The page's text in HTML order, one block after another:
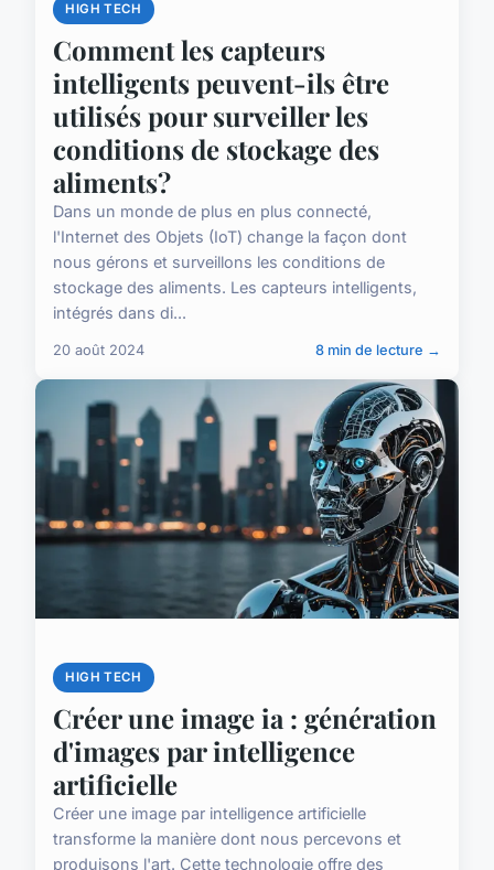
HIGH TECH
Comment les capteurs
intelligents peuvent-ils être
utilisés pour surveiller les
conditions de stockage des
aliments?
Dans un monde de plus en plus connecté,
l'Internet des Objets (IoT) change la façon dont
nous gérons et surveillons les conditions de
stockage des aliments. Les capteurs intelligents,
intégrés dans di...
20 août 2024 8 min de lecture →
HIGH TECH
Créer une image ia : génération
d'images par intelligence
artificielle
Créer une image par intelligence artificielle
transforme la manière dont nous percevons et
produisons l'art. Cette technologie offre des